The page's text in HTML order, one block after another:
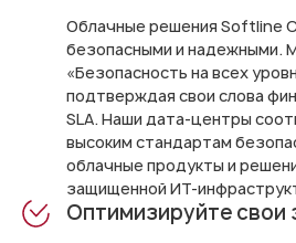
Облачные решения Softline
безопасными и надежными.
«Безопасность на всех
подтверждая свои слова
SLA. Наши дата-центры
высоким стандартам
облачные продукты и
защищенной ИТ-
Оптимизируйте свои